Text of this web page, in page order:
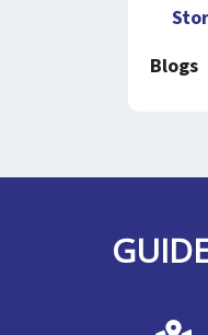
Blogs